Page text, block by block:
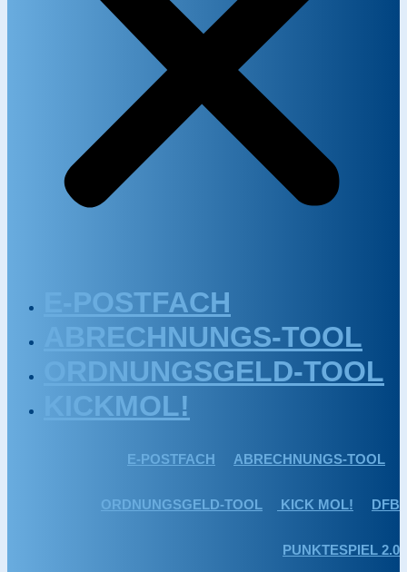
E-POSTFACH
ABRECHNUNGS-TOOL
ORDNUNGSGELD-TOOL
KICKMOL!
E-POSTFACH ABRECHNUNGS-TOOL
ORDNUNGSGELD-TOOL KICK MOL! DFB
PUNKTESPIEL 2.0